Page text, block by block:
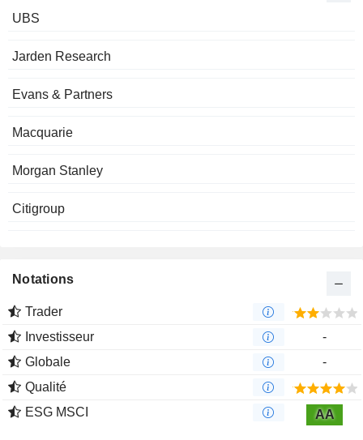
UBS
Jarden Research
Evans & Partners
Macquarie
Morgan Stanley
Citigroup
Notations
Trader
Investisseur
-
Globale
-
Qualité
ESG MSCI
AA